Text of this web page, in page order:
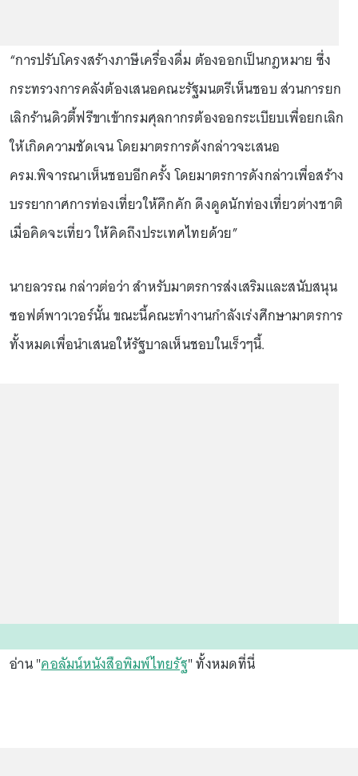
“การปรับโครงสร้างภาษีเครื่องดื่ม ต้องออกเป็นกฎหมาย ซึ่ง
กระทรวงการคลังต้องเสนอคณะรัฐมนตรีเห็นชอบ ส่วนการยก
เลิกร้านดิวตี้ฟรีขาเข้ากรมศุลกากรต้องออกระเบียบเพื่อยกเลิก
ให้เกิดความชัดเจน โดยมาตรการดังกล่าวจะเสนอ
ครม.พิจารณาเห็นชอบอีกครั้ง โดยมาตรการดังกล่าวเพื่อสร้าง
บรรยากาศการท่องเที่ยวให้คึกคัก ดึงดูดนักท่องเที่ยวต่างชาติ
เมื่อคิดจะเที่ยว ให้คิดถึงประเทศไทยด้วย”
นายลวรณ กล่าวต่อว่า สำหรับมาตรการส่งเสริมและสนับสนุน
ซอฟต์พาวเวอร์นั้น ขณะนี้คณะทำงานกำลังเร่งศึกษามาตรการ
ทั้งหมดเพื่อนำเสนอให้รัฐบาลเห็นชอบในเร็วๆนี้.
อ่าน "คอลัมน์หนังสือพิมพ์ไทยรัฐ" ทั้งหมดที่นี่